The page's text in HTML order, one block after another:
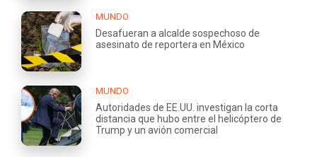
MUNDO
Desafueran a alcalde sospechoso de
asesinato de reportera en México
MUNDO
Autoridades de EE.UU. investigan la corta
distancia que hubo entre el helicóptero de
Trump y un avión comercial